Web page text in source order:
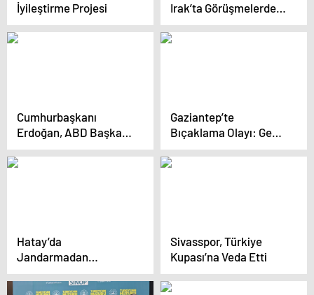
İyileştirme Projesi
Irak’ta Görüşmelerde
Bulundu
Cumhurbaşkanı
Erdoğan, ABD Başkanı
Trump ile görüştü
Gaziantep’te
Bıçaklama Olayı: Genç
Hayatını Kaybetti
Hatay’da
Jandarmadan
Uyuşturucu
Operasyonu
Sivasspor, Türkiye
Kupası’na Veda Etti